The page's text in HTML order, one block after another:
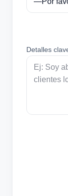
Detalles